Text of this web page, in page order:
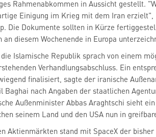
Rahmenabkommen in Aussicht gestellt.
Einigung im Krieg mit dem Iran erzielt",
Die Dokumente sollten in Kürze
an diesem Wochenende in Europa
Islamische Republik sprach von einem
Verhandlungsabschluss. Ein
finalisiert, sagte der iranische
Baghai nach Angaben der staatlichen
Außenminister Abbas Araghtschi sieht
seinem Land und den USA nun in
Aktienmärkten stand mit SpaceX der bisher